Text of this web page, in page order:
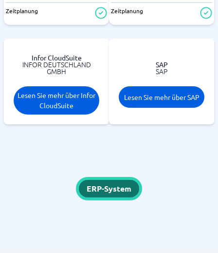
Zeitplanung Zeitplanung
Infor CloudSuite
INFOR DEUTSCHLAND
GMBH
Lesen Sie mehr über Infor
CloudSuite
SAP
SAP
Lesen Sie mehr über SAP
ERP-System